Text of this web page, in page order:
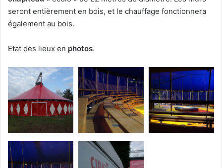
seront entièrement en bois, et le chauffage fonctionnera
également au bois.
Etat des lieux en photos.